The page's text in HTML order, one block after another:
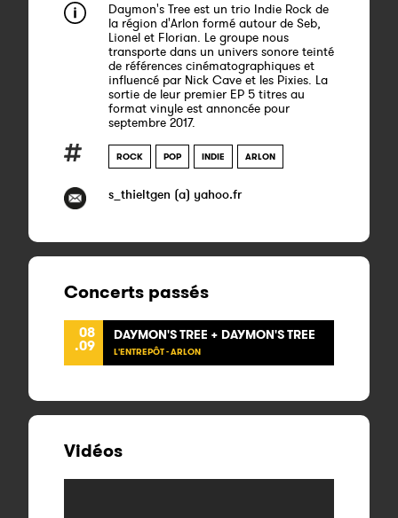
Daymon's Tree est un trio Indie Rock de
la région d'Arlon formé autour de Seb,
Lionel et Florian. Le groupe nous
transporte dans un univers sonore teinté
de références cinématographiques et
influencé par Nick Cave et les Pixies. La
sortie de leur premier EP 5 titres au
format vinyle est annoncée pour
septembre 2017.
ROCK POP INDIE ARLON
s_thieltgen (a) yahoo.fr
Concerts passés
08
.09
DAYMON'S TREE + DAYMON'S TREE
L'ENTREPÔT - ARLON
Vidéos